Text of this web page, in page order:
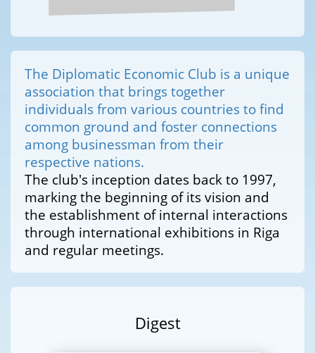
The Diplomatic Economic Club is a unique
association that brings together
individuals from various countries to find
common ground and foster connections
among businessman from their
respective nations.
The club's inception dates back to 1997,
marking the beginning of its vision and
the establishment of internal interactions
through international exhibitions in Riga
and regular meetings.
Digest